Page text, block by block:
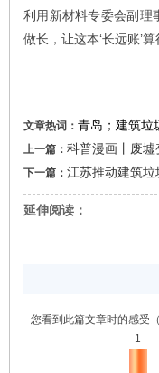
利用新材料专委会副理
做长，让这本‘长远账’
文章热词： 青岛；建筑垃
上一篇： 科普漫画丨废
下一篇： 江苏推动建筑
延伸阅读：
您看到此篇文章时的感受
1